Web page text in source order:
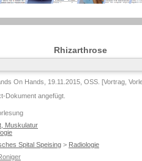
Rhizarthrose
On Hands, 19.11.2015, OSS. [Vortrag,
Dokument angefügt.
Muskulatur
Spital Speising > Radiologie